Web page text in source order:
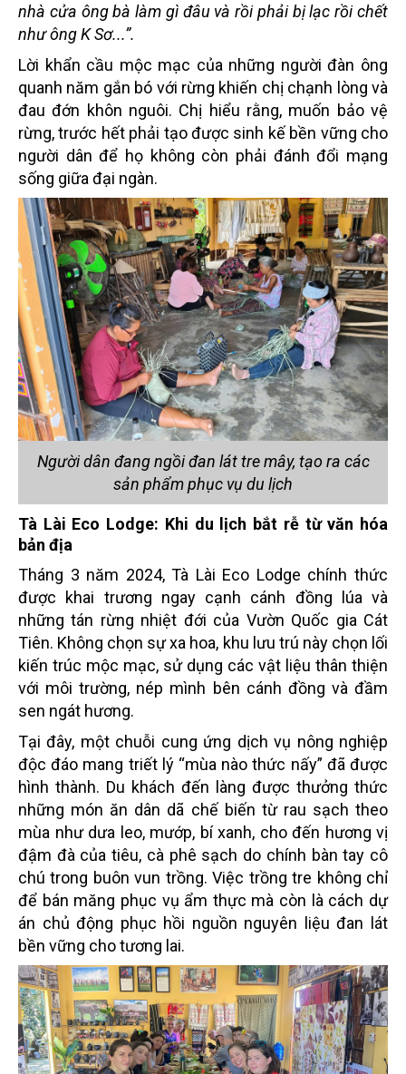
nhà cửa ông bà làm gì đâu và rồi phải bị lạc rồi chết
như ông K Sơ...”.
Lời khẩn cầu mộc mạc của những người đàn ông
quanh năm gắn bó với rừng khiến chị chạnh lòng và
đau đớn khôn nguôi. Chị hiểu rằng, muốn bảo vệ
rừng, trước hết phải tạo được sinh kế bền vững cho
người dân để họ không còn phải đánh đổi mạng
sống giữa đại ngàn.
Người dân đang ngồi đan lát tre mây, tạo ra các
sản phẩm phục vụ du lịch
Tà Lài Eco Lodge: Khi du lịch bắt rễ từ văn hóa
bản địa
Tháng 3 năm 2024, Tà Lài Eco Lodge chính thức
được khai trương ngay cạnh cánh đồng lúa và
những tán rừng nhiệt đới của Vườn Quốc gia Cát
Tiên. Không chọn sự xa hoa, khu lưu trú này chọn lối
kiến trúc mộc mạc, sử dụng các vật liệu thân thiện
với môi trường, nép mình bên cánh đồng và đầm
sen ngát hương.
Tại đây, một chuỗi cung ứng dịch vụ nông nghiệp
độc đáo mang triết lý “mùa nào thức nấy” đã được
hình thành. Du khách đến làng được thưởng thức
những món ăn dân dã chế biến từ rau sạch theo
mùa như dưa leo, mướp, bí xanh, cho đến hương vị
đậm đà của tiêu, cà phê sạch do chính bàn tay cô
chú trong buôn vun trồng. Việc trồng tre không chỉ
để bán măng phục vụ ẩm thực mà còn là cách dự
án chủ động phục hồi nguồn nguyên liệu đan lát
bền vững cho tương lai.